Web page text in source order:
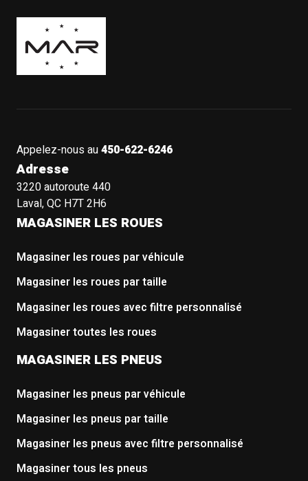
Boutique Mags à Rabais
Appelez-nous au450-622-6246
Adresse
3220 autoroute 440
Laval, QC H7T 2H6
MAGASINER LES ROUES
Magasiner les roues par véhicule
Magasiner les roues par taille
Magasiner les roues avec filtre personnalisé
Magasiner toutes les roues
MAGASINER LES PNEUS
Magasiner les pneus par véhicule
Magasiner les pneus par taille
Magasiner les pneus avec filtre personnalisé
Magasiner tous les pneus